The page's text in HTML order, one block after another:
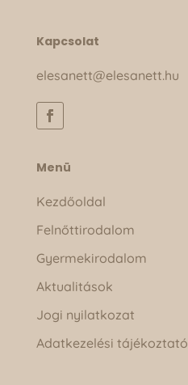
Kapcsolat
elesanett@elesanett.hu
Menü
Kezdőoldal
Felnőttirodalom
Gyermekirodalom
Aktualitások
Jogi nyilatkozat
Adatkezelési tájékoztató